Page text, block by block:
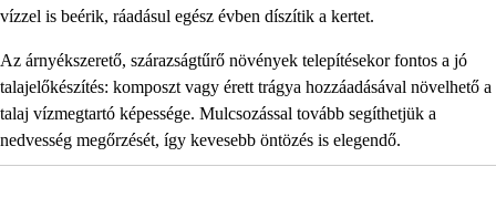
vízzel is beérik, ráadásul egész évben díszítik a kertet.
Az árnyékszerető, szárazságtűrő növények telepítésekor fontos a jó
talajelőkészítés: komposzt vagy érett trágya hozzáadásával növelhető a
talaj vízmegtartó képessége. Mulcsozással tovább segíthetjük a
nedvesség megőrzését, így kevesebb öntözés is elegendő.